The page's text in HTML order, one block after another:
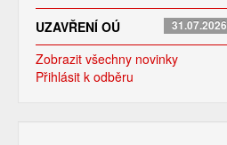
UZAVŘENÍ OÚ 31.07.2026
Zobrazit všechny novinky
Přihlásit k odběru